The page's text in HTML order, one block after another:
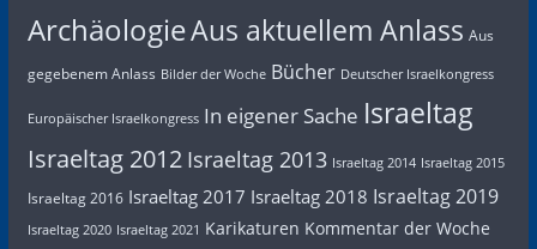
ArchäologieAus aktuellem Anlass Aus
gegebenem Anlass Bilder der Woche Bücher Deutscher Israelkongress
Europäischer Israelkongress In eigener Sache Israeltag
Israeltag 2012 Israeltag 2013 Israeltag 2014 Israeltag 2015
Israeltag 2016 Israeltag 2017 Israeltag 2018 Israeltag 2019
Israeltag 2020 Israeltag 2021 Karikaturen Kommentar der Woche